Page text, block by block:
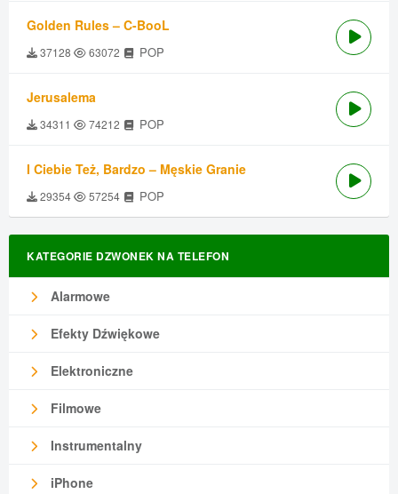
Golden Rules – C-BooL
37128 63072 POP
Jerusalema
34311 74212 POP
I Ciebie Też, Bardzo – Męskie Granie
29354 57254 POP
KATEGORIE DZWONEK NA TELEFON
Alarmowe
Efekty Dźwiękowe
Elektroniczne
Filmowe
Instrumentalny
iPhone